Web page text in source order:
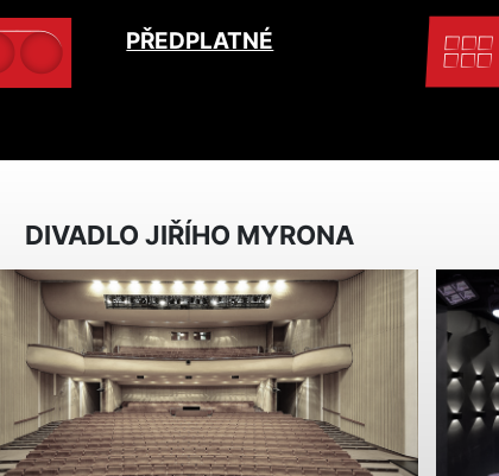
PŘEDPLATNÉ
DIVADLO JIŘÍHO MYRONA